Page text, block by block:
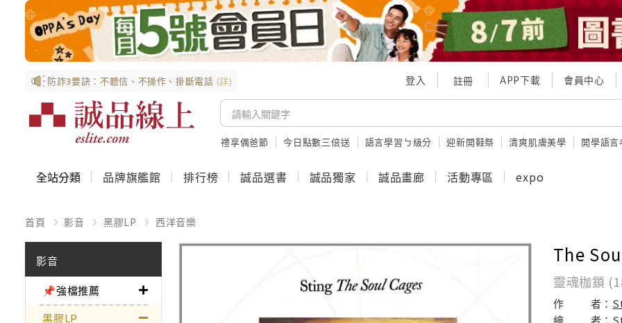
防詐3要訣：不聽信、不操作、掛斷電話 (詳) 登入 註冊 APP下載 會員中心
禮享偶爸節 今日點數三倍送 語言學習ㄅ級分 迎新開鞋祭 清爽肌膚美學 開學語
全站分類 品牌旗艦館 排行榜 誠品選書 誠品獨家 誠品畫廊 活動專區 expo
首頁 影音 黑膠LP 西洋音樂
影音
📌強檔推薦
黑膠LP
The
靈魂枷鎖
作 者：
繪
者：